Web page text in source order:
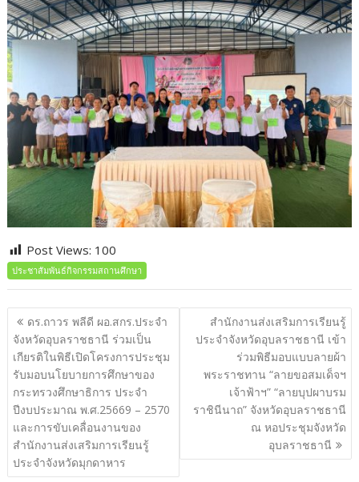
Post Views: 100
ประชาสัมพันธ์กิจกรรมสถานศึกษา
แนะแนว
เรื่อง
ดร.ถาวร พลีดี ผอ.สกร.ประจำ
จังหวัดอุบลราชธานี ร่วมเป็น
เกียรติในพิธีเปิดโครงการประชุม
รับมอบนโยบายการศึกษาของ
กระทรวงศึกษาธิการ ประจำ
ปีงบประมาณ พ.ศ.25669 – 2570
และการขับเคลื่อนงานของ
สำนักงานส่งเสริมการเรียนรู้
ประจำจังหวัดมุกดาหาร
สำนักงานส่งเสริมการเรียนรู้
ประจำจังหวัดอุบลราชธานี เข้า
ร่วมพิธีมอบแบบลายผ้า
พระราชทาน “ลายขอสมเด็จฯ
เจ้าฟ้าฯ” “ลายบุปผาบรม
ราชินีนาถ” จังหวัดอุบลราชธานี
ณ หอประชุมจังหวัด
อุบลราชธานี